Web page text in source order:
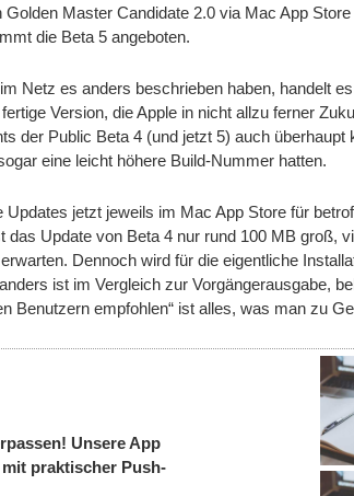
Master Candidate 2.0 via Mac App
die Beta 5 angeboten.
Netz es anders beschrieben haben, handelt
Version, die Apple in nicht allzu ferner
der Public Beta 4 (und jetzt 5) auch überhaupt
eine leicht höhere Build-Nummer hatten.
Updates jetzt jeweils im Mac App Store für
das Update von Beta 4 nur rund 100 MB groß,
Dennoch wird für die eigentliche
ist im Vergleich zur Vorgängerausgabe,
Benutzern empfohlen“ ist alles, was man zu
Unsere App
praktischer Push-